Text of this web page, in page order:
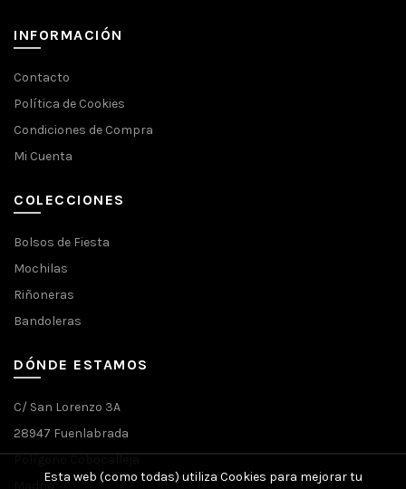
INFORMACIÓN
Contacto
Política de Cookies
Condiciones de Compra
Mi Cuenta
COLECCIONES
Bolsos de Fiesta
Mochilas
Riñoneras
Bandoleras
DÓNDE ESTAMOS
C/ San Lorenzo 3A
28947 Fuenlabrada
Polígono Cobocalleja
Madrid
Esta web (como todas) utiliza Cookies para mejorar tu